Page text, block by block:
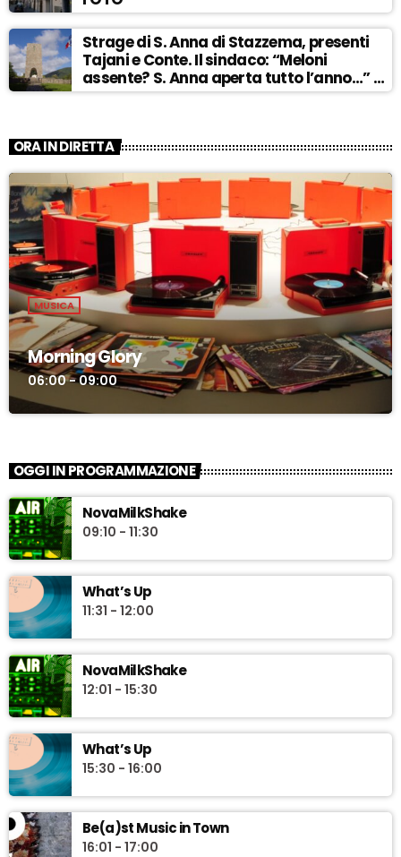
Strage di S. Anna di Stazzema, presenti
Tajani e Conte. Il sindaco: “Meloni
assente? S. Anna aperta tutto l’anno…” –
ASCOLTA
ORA IN DIRETTA
MUSICA
Morning Glory
06:00 - 09:00
OGGI IN PROGRAMMAZIONE
NovaMilkShake
09:10 - 11:30
What’s Up
11:31 - 12:00
NovaMilkShake
12:01 - 15:30
What’s Up
15:30 - 16:00
Be(a)st Music in Town
16:01 - 17:00